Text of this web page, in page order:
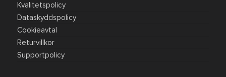
Kvalitetspolicy
Dataskyddspolicy
Cookieavtal
Returvillkor
Supportpolicy